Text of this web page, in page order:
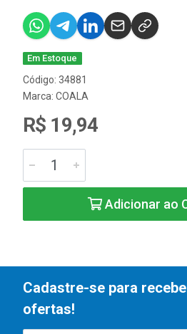
Em Estoque
Código: 34881
Marca: COALA
R$ 19,94
Adicionar ao
Cadastre-se para
ofertas!